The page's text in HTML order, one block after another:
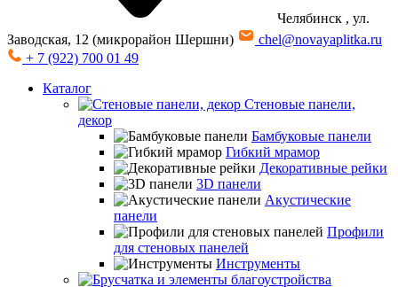
Челябинск , ул.
Заводская, 12 (микрорайон Шершни)
chel@novayaplitka.ru
+ 7 (922) 700 01 49
Каталог
Стеновые панели,
декор
Бамбуковые панели
Гибкий мрамор
Декоративные рейки
3D панели
Акустические
панели
Профили
для стеновых панелей
Инструменты